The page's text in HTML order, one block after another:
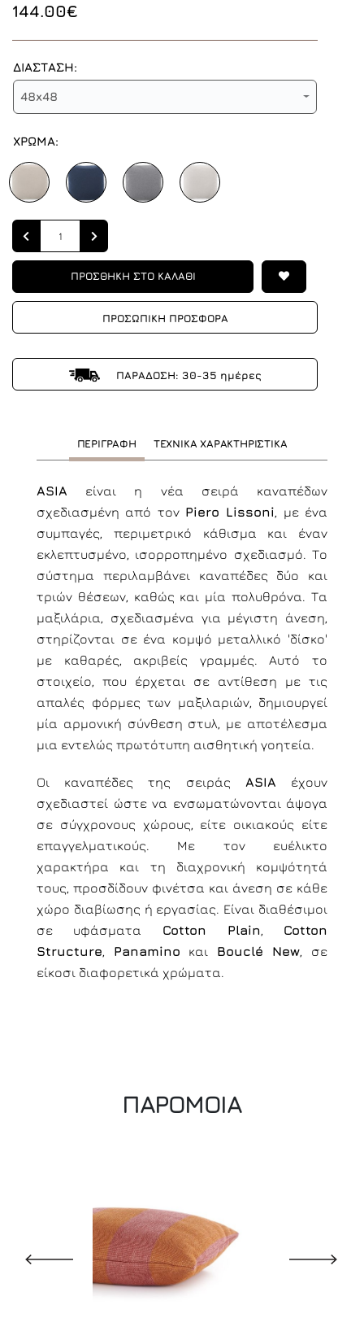
144.00€
ΔΙΑΣΤΑΣΗ:
48x48
ΧΡΩΜΑ:
Quantity
ΠΡΟΣΘΗΚΗ ΣΤΟ ΚΑΛΑΘΙ
ΠΡΟΣΩΠΙΚΗ ΠΡΟΣΦΟΡΑ
ΠΑΡΑΔΟΣΗ: 30-35 ημέρες
ΠΕΡΙΓΡΑΦΗ ΤΕΧΝΙΚΑ ΧΑΡΑΚΤΗΡΙΣΤΙΚΑ
ASIA είναι η νέα σειρά καναπέδων
σχεδιασμένη από τον Piero Lissoni, με ένα
συμπαγές, περιμετρικό κάθισμα και έναν
εκλεπτυσμένο, ισορροπημένο σχεδιασμό. Το
σύστημα περιλαμβάνει καναπέδες δύο και
τριών θέσεων, καθώς και μία πολυθρόνα. Τα
μαξιλάρια, σχεδιασμένα για μέγιστη άνεση,
στηρίζονται σε ένα κομψό μεταλλικό 'δίσκο'
με καθαρές, ακριβείς γραμμές. Αυτό το
στοιχείο, που έρχεται σε αντίθεση με τις
απαλές φόρμες των μαξιλαριών, δημιουργεί
μία αρμονική σύνθεση στυλ, με αποτέλεσμα
μια εντελώς πρωτότυπη αισθητική γοητεία.
Οι καναπέδες της σειράς ASIA έχουν
σχεδιαστεί ώστε να ενσωματώνονται άψογα
σε σύγχρονους χώρους, είτε οικιακούς είτε
επαγγελματικούς. Με τον ευέλικτο
χαρακτήρα και τη διαχρονική κομψότητά
τους, προσδίδουν φινέτσα και άνεση σε κάθε
χώρο διαβίωσης ή εργασίας. Είναι διαθέσιμοι
σε υφάσματα Cotton Plain, Cotton
Structure, Panamino και Bouclé New, σε
είκοσι διαφορετικά χρώματα.
ΠΑΡΟΜΟΙΑ